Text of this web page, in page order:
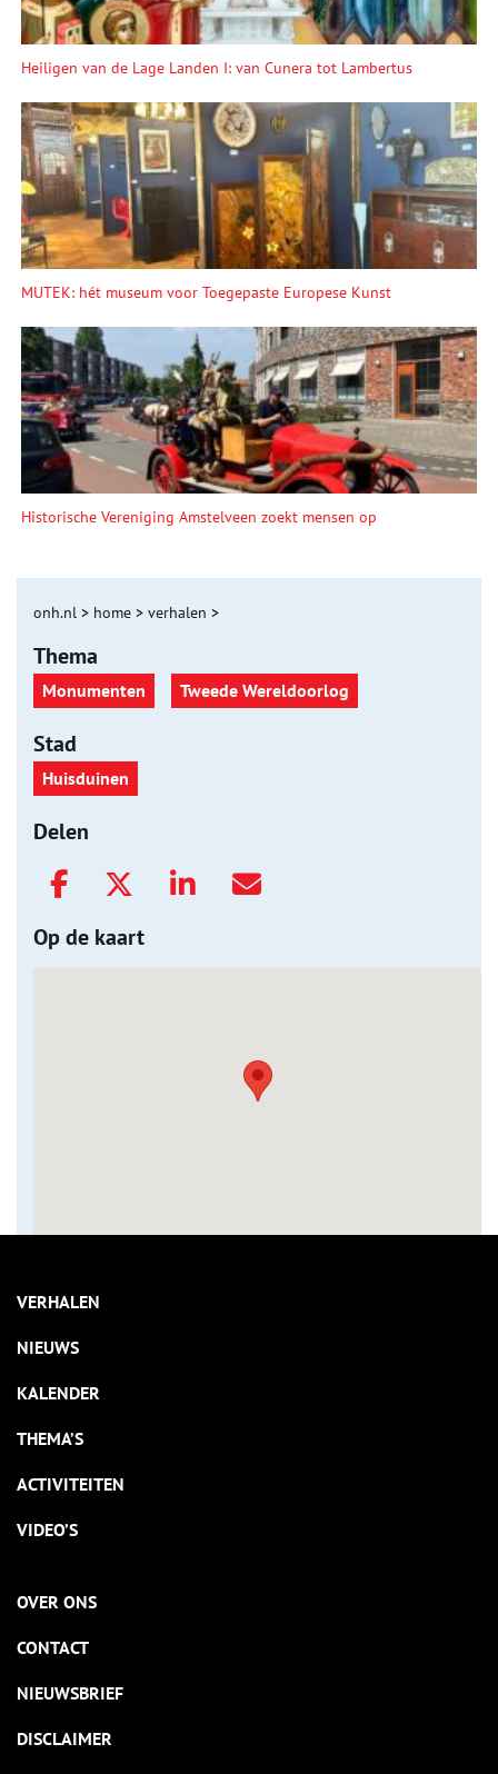
Heiligen van de Lage Landen I: van Cunera tot Lambertus
MUTEK: hét museum voor Toegepaste Europese Kunst
Historische Vereniging Amstelveen zoekt mensen op
onh.nl > home > verhalen >
Thema
Monumenten Tweede Wereldoorlog
Stad
Huisduinen
Delen
Op de kaart
VERHALEN
NIEUWS
KALENDER
THEMA’S
ACTIVITEITEN
VIDEO’S
OVER ONS
CONTACT
NIEUWSBRIEF
DISCLAIMER